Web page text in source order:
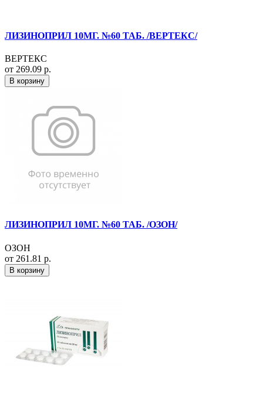
ЛИЗИНОПРИЛ 10МГ. №60 ТАБ. /ВЕРТЕКС/
ВЕРТЕКС
от 269.09 р.
В корзину
ЛИЗИНОПРИЛ 10МГ. №60 ТАБ. /ОЗОН/
ОЗОН
от 261.81 р.
В корзину